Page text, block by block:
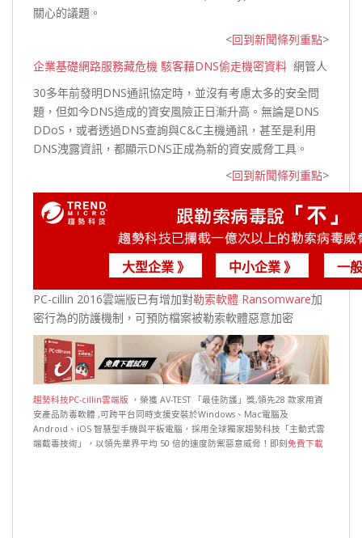
關心的議題。
<回到新聞條列重點>
企業基礎網路服務藏危機 駭客藉DNS偷走機密資料 網管人
30多年前發明DNS通訊協定時，並沒有考慮太多的安全問
題，但如今DNS造成的資安風險正日漸升高。無論是DNS
DDoS，或者透過DNS查詢與C&C主機通訊，甚至是利用
DNS洩露資訊，都顯示DNS正成為新的資安威脅工具。
<回到新聞條列重點>
大型企業 》 中小企業 》 一
PC-cillin 2016雲端版已有增加對勒索軟體 Ransomware加
密行為的防護機制，可預防檔案被勒索軟體惡意加密
趨勢科技PC-cillin雲端版 ，榮獲 AV-TEST 「最佳防護」獎,領先28 款家用資
安產品防毒軟體 ,可跨平台同時支援安裝於Windows、Mac電腦及
Android、iOS 智慧型手機與平板電腦，採用全球獨家趨勢科技「主動式雲
端截毒技術」，以領先業界平均 50 倍的速度防禦惡意威脅！即刻 免費下載